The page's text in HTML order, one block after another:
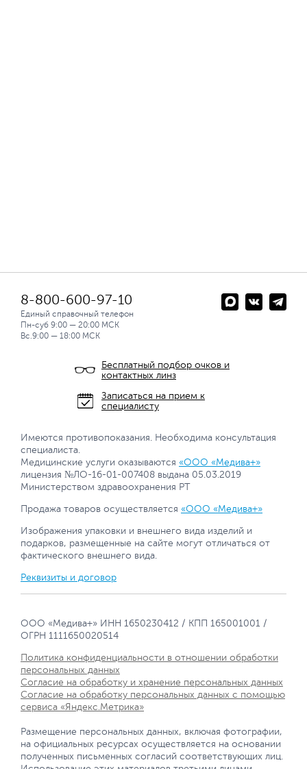
8-800-600-97-10
Единый справочный телефон
Пн-суб 9:00 — 20:00 МСК
Вс.9:00 — 18:00 МСК
Бесплатный подбор очков и
контактных линз
Записаться на прием к
специалисту
Имеются противопоказания. Необходима консультация
специалиста.
Медицинские услуги оказываются «ООО «Медива+»
лицензия №ЛО-16-01-007408 выдана 05.03.2019
Министерством здравоохранения РТ
Продажа товаров осуществляется «ООО «Медива+»
Изображения упаковки и внешнего вида изделий и
подарков, размещенные на сайте могут отличаться от
фактического внешнего вида.
Реквизиты и договор
ООО «Медива+» ИНН 1650230412 / КПП 165001001 /
ОГРН 1111650020514
Политика конфиденциальности в отношении обработки
персональных данных
Согласие на обработку и хранение персональных данных
Согласие на обработку персональных данных с помощью
сервиса «Яндекс.Метрика»
Размещение персональных данных, включая фотографии,
на официальных ресурсах осуществляется на основании
полученных письменных согласий соответствующих лиц.